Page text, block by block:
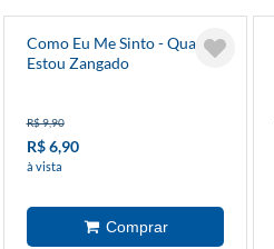
Como Eu Me Sinto - Quando
Estou Zangado
R$ 9,90
R$ 6,90
à vista